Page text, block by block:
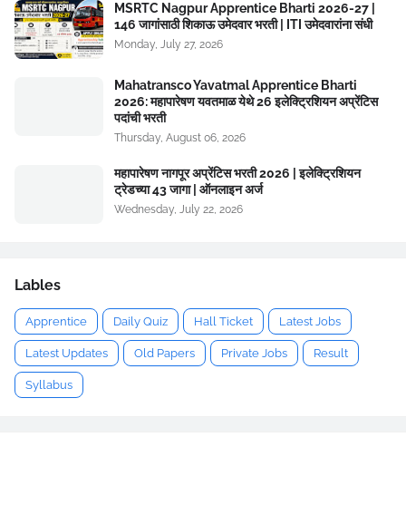
MSRTC Nagpur Apprentice Bharti 2026-27 |
146 जागांसाठी शिकाऊ उमेदवार भरती | ITI उमेदवारांना संधी
Monday, July 27, 2026
Mahatransco Yavatmal Apprentice Bharti
2026: महापारेषण यवतमाळ येथे 26 इलेक्ट्रिशियन अप्रेंटिस
पदांची भरती
Thursday, August 06, 2026
महापारेषण नागपूर अप्रेंटिस भरती 2026 | इलेक्ट्रिशियन
ट्रेडच्या 43 जागा | ऑनलाइन अर्ज
Wednesday, July 22, 2026
Lables
Apprentice Daily Quiz Hall Ticket Latest Jobs
Latest Updates Old Papers Private Jobs Result
Syllabus